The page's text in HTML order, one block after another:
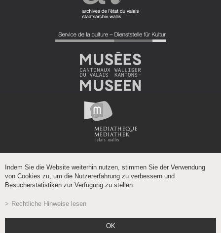
Powered by /boomerang
Indem Sie die Website weiterhin nutzen, stimmen Sie der Verwendung
von Cookies zu, um die Nutzererfahrung zu verbessern und
Besucherstatistiken zur Verfügung zu stellen.
Rechtliche Hinweise lesen
OK